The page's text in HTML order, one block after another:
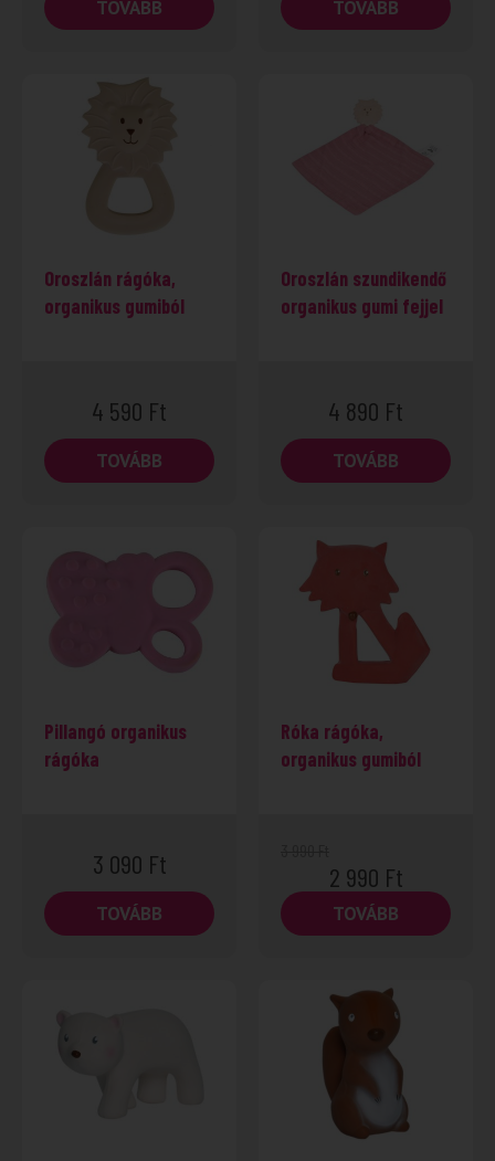
TOVÁBB TOVÁBB
Oroszlán rágóka,
organikus gumiból
4 590 Ft
TOVÁBB
Oroszlán szundikendő
organikus gumi fejjel
4 890 Ft
TOVÁBB
Pillangó organikus
rágóka
3 090 Ft
TOVÁBB
Róka rágóka,
organikus gumiból
2 990 Ft
TOVÁBB